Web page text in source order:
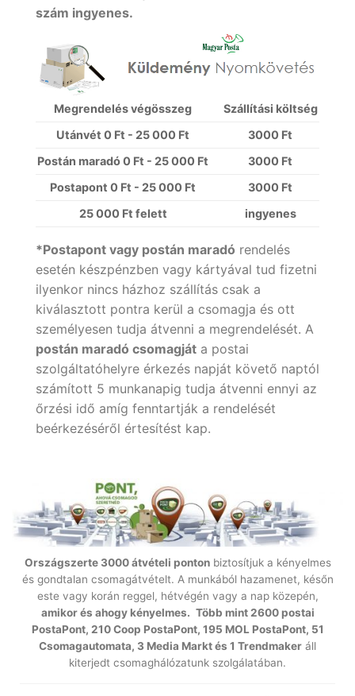
szám ingyenes.
Megrendelés végösszeg
Szállítási költség
Utánvét 0 Ft - 25 000 Ft
3000 Ft
Postán maradó 0 Ft - 25 000 Ft
3000 Ft
Postapont 0 Ft - 25 000 Ft
3000 Ft
25 000 Ft felett
ingyenes
*Postapont vagy postán maradó rendelés
esetén készpénzben vagy kártyával tud fizetni
ilyenkor nincs házhoz szállítás csak a
kiválasztott pontra kerül a csomagja és ott
személyesen tudja átvenni a megrendelését. A
postán maradó csomagjáta postai
szolgáltatóhelyre érkezés napját követő naptól
számított 5 munkanapig tudja átvenni ennyi az
őrzési idő amíg fenntartják a rendelését
beérkezéséről értesítést kap.
Országszerte 3000 átvételi pontonbiztosítjuk a kényelmes
és gondtalan csomagátvételt. A munkából hazamenet, későn
este vagy korán reggel, hétvégén vagy a nap közepén,
amikor és ahogy kényelmes. Több mint 2600 postai
PostaPont, 210 Coop PostaPont, 195 MOL PostaPont, 51
Csomagautomata, 3 Media Markt és 1 Trendmaker áll
kiterjedt csomaghálózatunk szolgálatában.